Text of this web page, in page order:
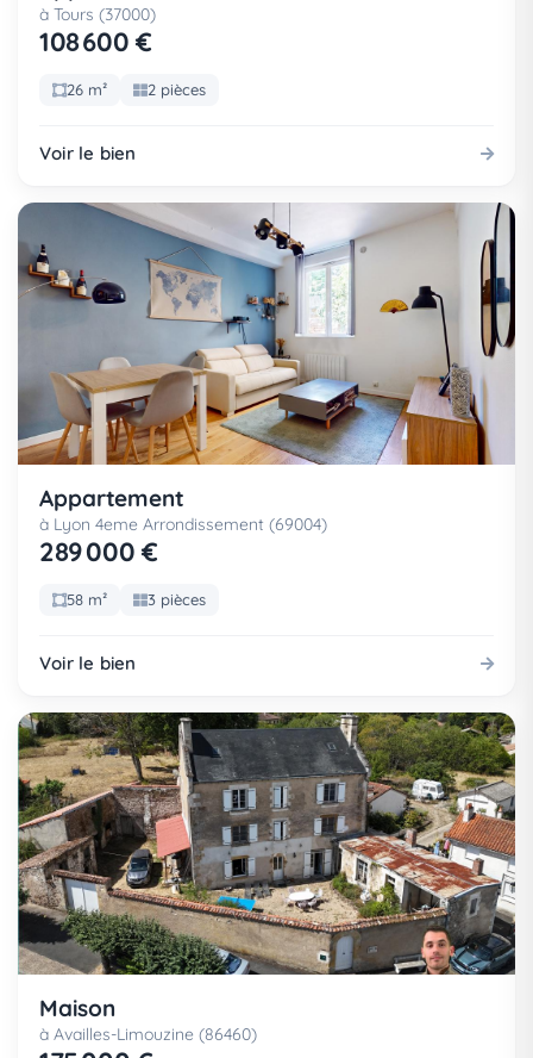
à Tours (37000)
108 600 €
26 m² 2 pièces
Voir le bien
Appartement
à Lyon 4eme Arrondissement (69004)
289 000 €
58 m² 3 pièces
Voir le bien
Maison
à Availles-Limouzine (86460)